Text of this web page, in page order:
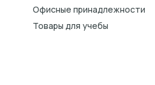
Офисные принадлежности
Товары для учебы